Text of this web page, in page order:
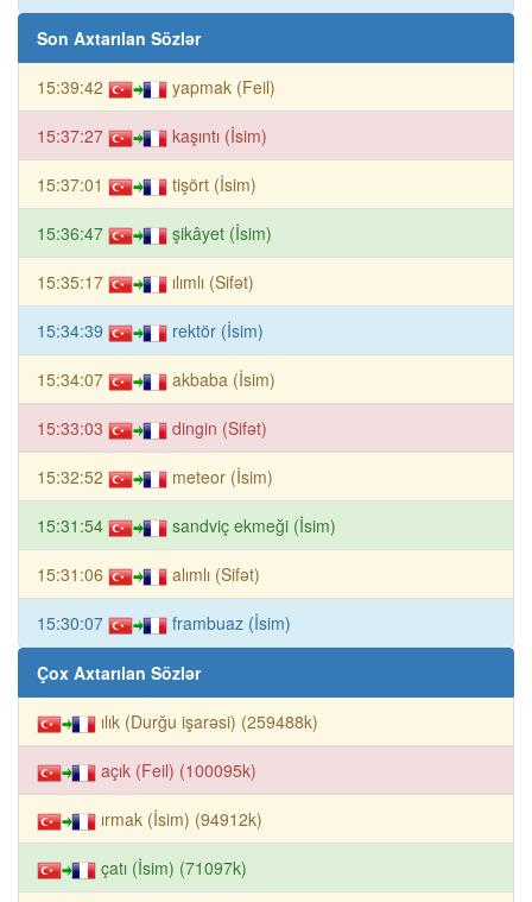
Son Axtarılan Sözlər
15:39:42 yapmak (Feil)
15:37:27 kaşıntı (İsim)
15:37:01 tişört (İsim)
15:36:47 şikâyet (İsim)
15:35:17 ılımlı (Sifət)
15:34:39 rektör (İsim)
15:34:07 akbaba (İsim)
15:33:03 dingin (Sifət)
15:32:52 meteor (İsim)
15:31:54 sandviç ekmeği (İsim)
15:31:06 alımlı (Sifət)
15:30:07 frambuaz (İsim)
Çox Axtarılan Sözlər
ılık (Durğu işarəsi) (259488k)
açık (Feil) (100095k)
ırmak (İsim) (94912k)
çatı (İsim) (71097k)